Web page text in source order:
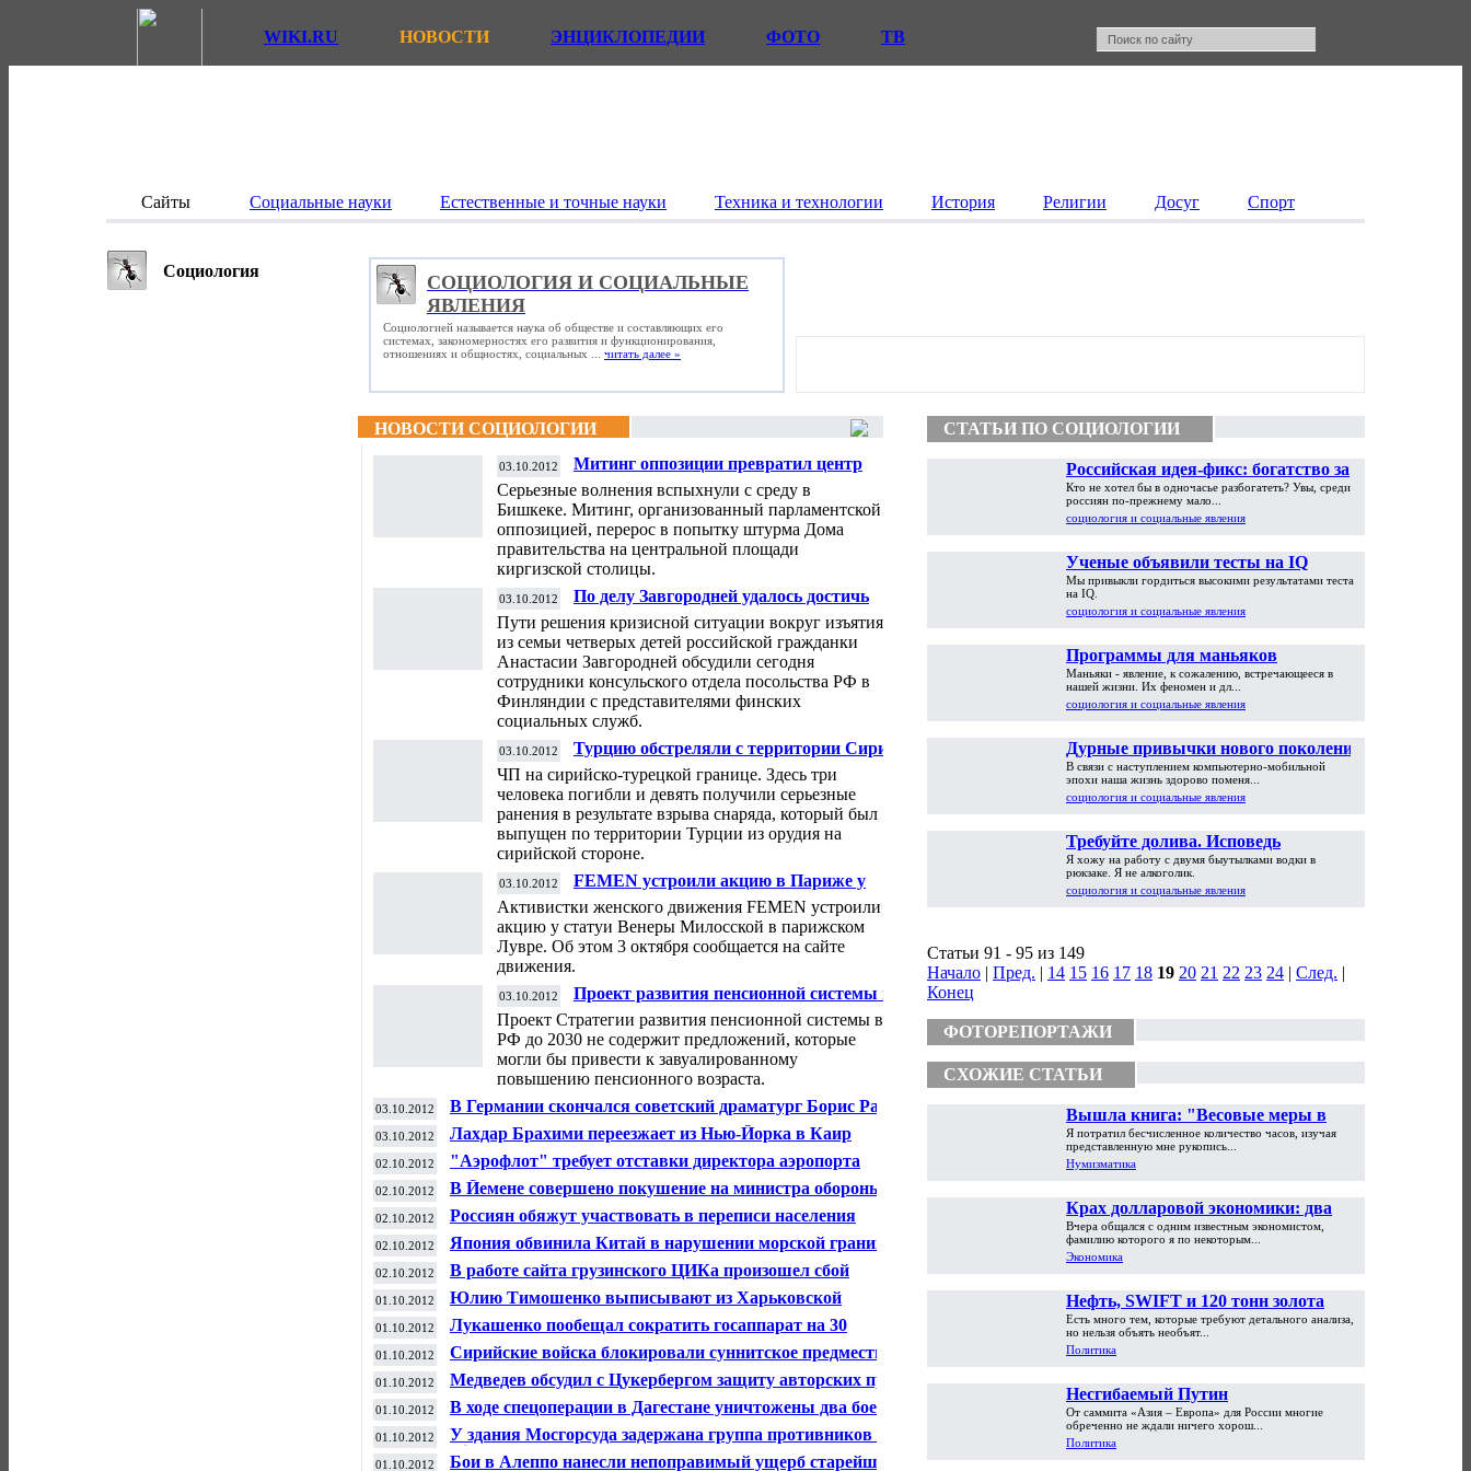
WIKI.RU НОВОСТИ ЭНЦИКЛОПЕДИИ ФОТО ТВ
Сайты Социальные науки Естественные и точные науки Техника и технологии История Религии Досуг Спорт
Социология
СОЦИОЛОГИЯ И СОЦИАЛЬНЫЕ
ЯВЛЕНИЯ
Социологией называется наука об обществе и составляющих его
системах, закономерностях его развития и функционирования,
отношениях и общностях, социальных ... читать далее »
НОВОСТИ СОЦИОЛОГИИ
03.10.2012
Митинг оппозиции превратил центр
Серьезные волнения вспыхнули с среду в
Бишкеке. Митинг, организованный парламентской
оппозицией, перерос в попытку штурма Дома
правительства на центральной площади
киргизской столицы.
03.10.2012
По делу Завгородней удалось достичь
определенных результатов, заявили в
посольстве РФ
Пути решения кризисной ситуации вокруг изъятия
из семьи четверых детей российской гражданки
Анастасии Завгородней обсудили сегодня
сотрудники консульского отдела посольства РФ в
Финляндии с представителями финских
социальных служб.
03.10.2012
Турцию обстреляли с территории Сирии.
Есть погибшие
ЧП на сирийско-турецкой границе. Здесь три
человека погибли и девять получили серьезные
ранения в результате взрыва снаряда, который был
выпущен по территории Турции из орудия на
сирийской стороне.
03.10.2012
FEMEN устроили акцию в Париже у
Активистки женского движения FEMEN устроили
акцию у статуи Венеры Милосской в парижском
Лувре. Об этом 3 октября сообщается на сайте
движения.
03.10.2012
Проект развития пенсионной системы не
содержит повышения пенсионного
возраста
Проект Стратегии развития пенсионной системы в
РФ до 2030 не содержит предложений, которые
могли бы привести к завуалированному
повышению пенсионного возраста.
03.10.2012 В Германии скончался советский драматург Борис Рацер
03.10.2012 Лахдар Брахими переезжает из Нью-Йорка в Каир
02.10.2012
"Аэрофлот" требует отставки директора аэропорта
Шереметьево
02.10.2012
В Йемене совершено покушение на министра обороны
страны
02.10.2012 Россиян обяжут участвовать в переписи населения
02.10.2012 Япония обвинила Китай в нарушении морской границы
02.10.2012 В работе сайта грузинского ЦИКа произошел сбой
01.10.2012
Юлию Тимошенко выписывают из Харьковской
клинической больницы
01.10.2012
Лукашенко пообещал сократить госаппарат на 30
процентов
01.10.2012
Сирийские войска блокировали суннитское предместье
Дамаска
01.10.2012
Медведев обсудил с Цукербергом защиту авторских прав в
интернете
01.10.2012 В ходе спецоперации в Дагестане уничтожены два боевика
01.10.2012
У здания Мосгорсуда задержана группа противников Рussy
Riot
01.10.2012
Бои в Алеппо нанесли непоправимый ущерб старейшему
СТАТЬИ ПО СОЦИОЛОГИИ
Российская идея-фикс: богатство за
чужой счет
Кто не хотел бы в одночасье разбогатеть? Увы, среди
россиян по-прежнему мало...
социология и социальные явления
Ученые объявили тесты на IQ
бессмысленными
Мы привыкли гордиться высокими результатами теста
на IQ.
социология и социальные явления
Программы для маньяков
Маньяки - явление, к сожалению, встречающееся в
нашей жизни. Их феномен и дл...
социология и социальные явления
Дурные привычки нового поколения
В связи с наступлением компьютерно-мобильной
эпохи наша жизнь здорово поменя...
социология и социальные явления
Требуйте долива. Исповедь
террориста за барной стойкой
Я хожу на работу с двумя быутылками водки в
рюкзаке. Я не алкоголик.
социология и социальные явления
Статьи 91 - 95 из 149
Начало | Пред. | 14 15 16 17 18 19 20 21 22 23 24 | След. |
Конец
ФОТОРЕПОРТАЖИ
СХОЖИЕ СТАТЬИ
Вышла книга: "Весовые меры в
торговой практике Античности и
Средневековья"
Я потратил бесчисленное количество часов, изучая
представленную мне рукопись...
Нумизматика
Крах долларовой экономики: два
пути обрушения
Вчера общался с одним известным экономистом,
фамилию которого я по некоторым...
Экономика
Нефть, SWIFT и 120 тонн золота
Есть много тем, которые требуют детального анализа,
но нельзя объять необъят...
Политика
Несгибаемый Путин
От саммита «Азия – Европа» для России многие
обреченно не ждали ничего хорош...
Политика